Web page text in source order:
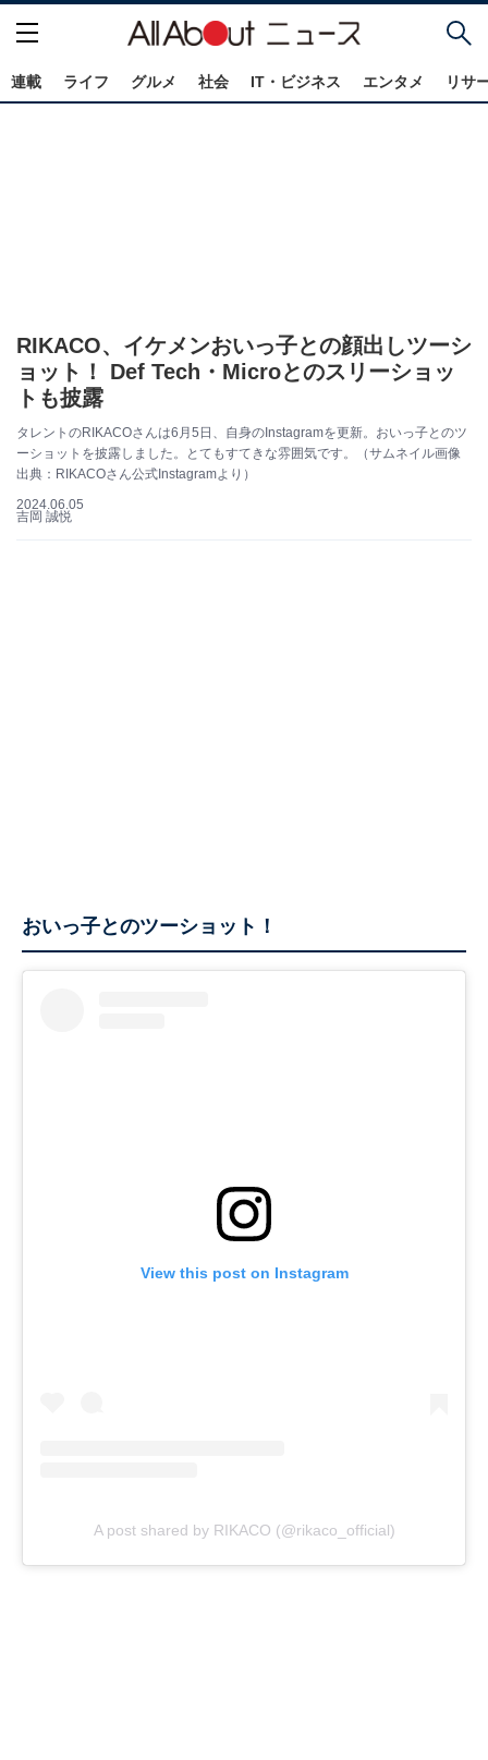
連載 ライフ グルメ 社会 IT・ビジネス エンタメ リサ
RIKACO、イケメンおいっ子との顔出しツーシ
ョット！ Def Tech・Microとのスリーショッ
トも披露
タレントのRIKACOさんは6月5日、自身のInstagramを更新。おいっ子とのツ
ーショットを披露しました。とてもすてきな雰囲気です。（サムネイル画像
出典：RIKACOさん公式Instagramより）
2024.06.05
吉岡 誠悦
おいっ子とのツーショット！
View this post on Instagram
A post shared by RIKACO (@rikaco_official)